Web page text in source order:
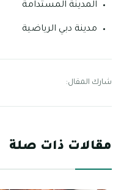
المدينة المستدامة
مدينة دبي الرياضية
شارك المقال:
مقالات ذات صلة